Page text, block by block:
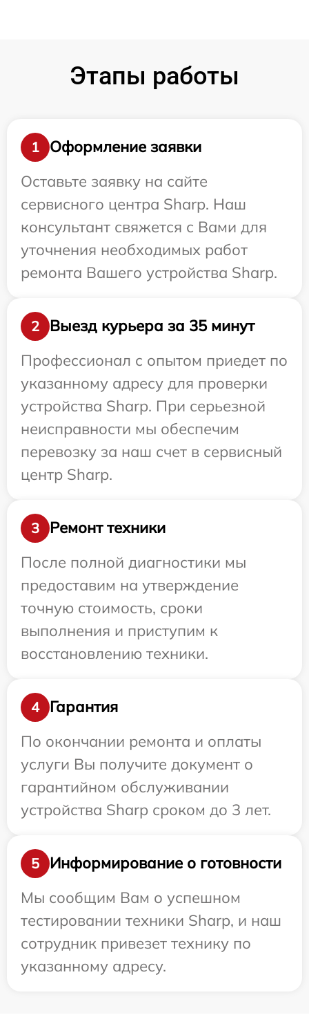
Этапы работы
1
Оформление заявки
Оставьте заявку на сайте
сервисного центра Sharp. Наш
консультант свяжется с Вами для
уточнения необходимых работ
ремонта Вашего устройства Sharp.
2
Выезд курьера за 35 минут
Профессионал с опытом приедет по
указанному адресу для проверки
устройства Sharp. При серьезной
неисправности мы обеспечим
перевозку за наш счет в сервисный
центр Sharp.
3
Ремонт техники
После полной диагностики мы
предоставим на утверждение
точную стоимость, сроки
выполнения и приступим к
восстановлению техники.
4
Гарантия
По окончании ремонта и оплаты
услуги Вы получите документ о
гарантийном обслуживании
устройства Sharp сроком до 3 лет.
5
Информирование о готовности
Мы сообщим Вам о успешном
тестировании техники Sharp, и наш
сотрудник привезет технику по
указанному адресу.